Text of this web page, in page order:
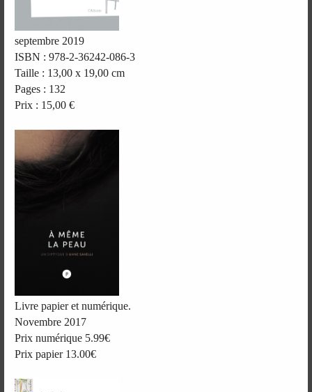
septembre 2019
ISBN : 978-2-36242-086-3
Taille : 13,00 x 19,00 cm
Pages : 132
Prix : 15,00 €
Livre papier et numérique.
Novembre 2017
Prix numérique 5.99€
Prix papier 13.00€